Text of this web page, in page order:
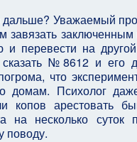
Уважаемый
завязать заключенным
и перевести на
№8612 и его
что
домам. Психолог
копов арестовать
на несколько суток
поводу.